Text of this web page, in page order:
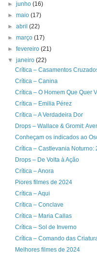
►junho(16)
►maio(17)
►abril(22)
►março(17)
►fevereiro(21)
▼janeiro(22)
Crítica – Casamentos
Crítica – Canina
Crítica – O Homem Que Quer
Crítica – Emilia Pérez
Crítica – A Verdadeira Dor
Drops – Wallace & Gromit:
Conheçam os indicados ao
Crítica – Castlevania Noturno:
Drops – De Volta à Ação
Crítica – Anora
Piores filmes de 2024
Crítica – Aqui
Crítica – Conclave
Crítica – Maria Callas
Crítica – Sol de Inverno
Crítica – Comando das
Melhores filmes de 2024